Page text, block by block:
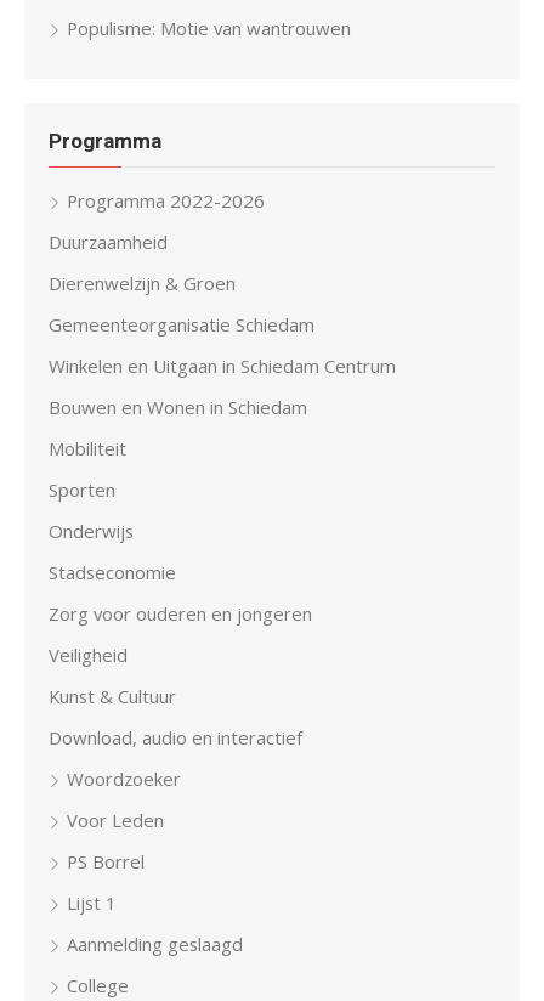
Populisme: Motie van wantrouwen
Programma
Programma 2022-2026
Duurzaamheid
Dierenwelzijn & Groen
Gemeenteorganisatie Schiedam
Winkelen en Uitgaan in Schiedam Centrum
Bouwen en Wonen in Schiedam
Mobiliteit
Sporten
Onderwijs
Stadseconomie
Zorg voor ouderen en jongeren
Veiligheid
Kunst & Cultuur
Download, audio en interactief
Woordzoeker
Voor Leden
PS Borrel
Lijst 1
Aanmelding geslaagd
College